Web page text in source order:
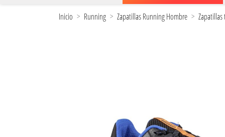
Inicio Running Zapatillas Running Hombre